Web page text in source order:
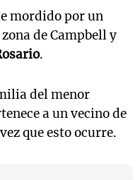
mordido por un
de Campbell y
.
del menor
a un vecino de
que esto ocurre.